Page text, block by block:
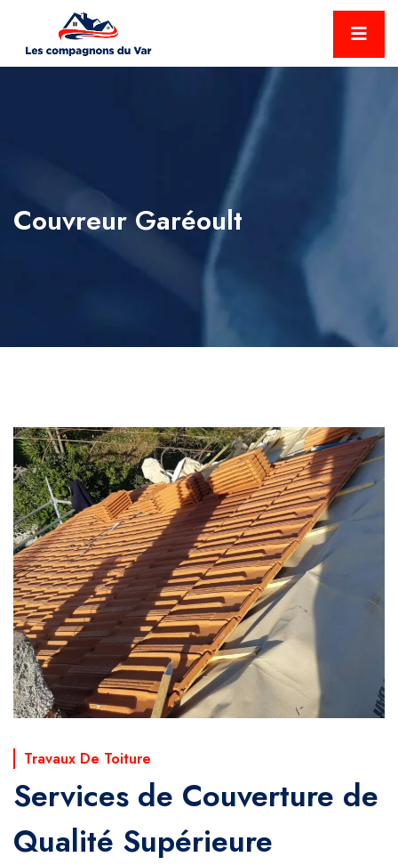
Couvreur Garéoult
Travaux De Toiture
Services de Couverture de
Qualité Supérieure